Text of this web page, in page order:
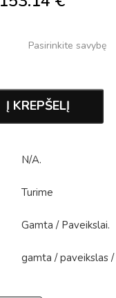
Į KREPŠELĮ
N/A.
Turime
Gamta / Paveikslai.
gamta /paveikslas /